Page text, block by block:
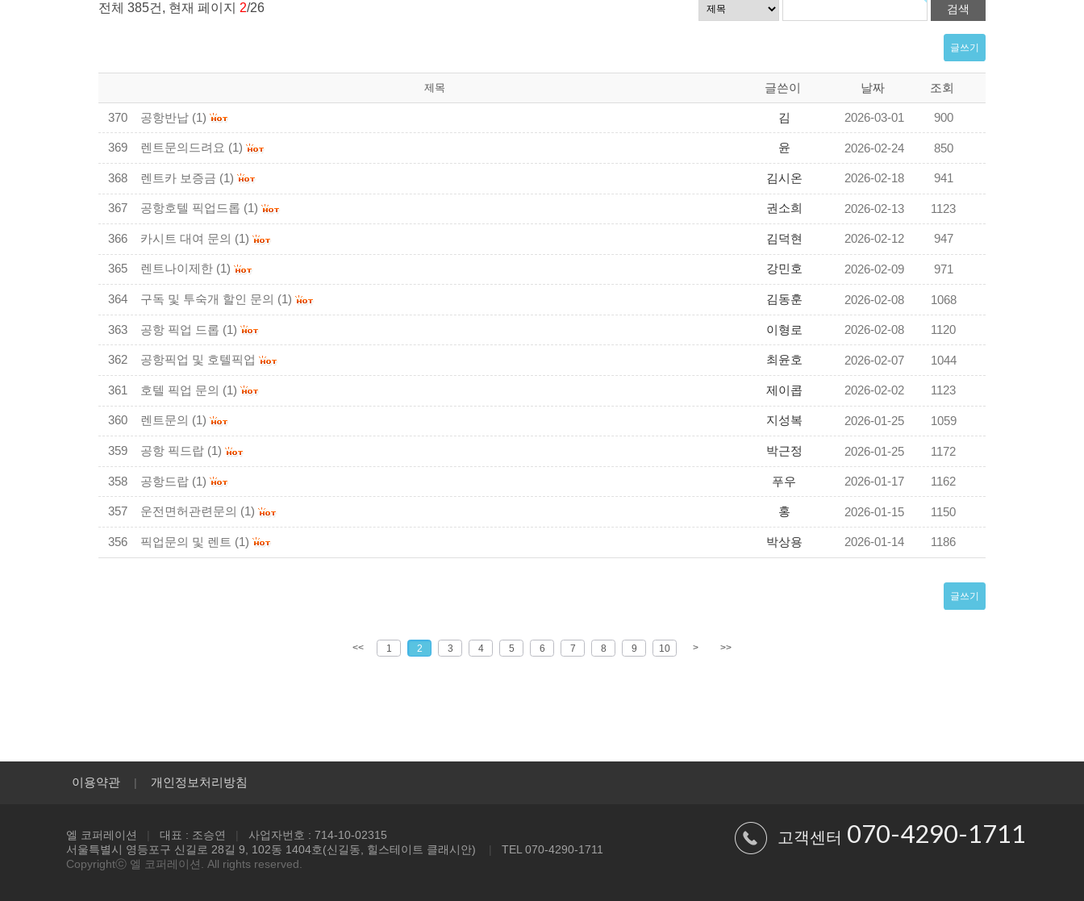
전체 385건, 현재 페이지 2/26
글쓰기
제목 글쓴이 날짜 조회
370 공항반납 (1) 김 2026-03-01 900
369 렌트문의드려요 (1) 윤 2026-02-24 850
368 렌트카 보증금 (1) 김시온 2026-02-18 941
367 공항호텔 픽업드롭 (1) 권소희 2026-02-13 1123
366 카시트 대여 문의 (1) 김덕현 2026-02-12 947
365 렌트나이제한 (1) 강민호 2026-02-09 971
364 구독 및 투숙개 할인 문의 (1) 김동훈 2026-02-08 1068
363 공항 픽업 드롭 (1) 이형로 2026-02-08 1120
362 공항픽업 및 호텔픽업 최윤호 2026-02-07 1044
361 호텔 픽업 문의 (1) 제이콥 2026-02-02 1123
360 렌트문의 (1) 지성복 2026-01-25 1059
359 공항 픽드랍 (1) 박근정 2026-01-25 1172
358 공항드랍 (1) 푸우 2026-01-17 1162
357 운전면허관련문의 (1) 홍 2026-01-15 1150
356 픽업문의 및 렌트 (1) 박상용 2026-01-14 1186
글쓰기
<< 1 2 3 4 5 6 7 8 9 10 > >>
이용약관 | 개인정보처리방침
엘 코퍼레이션 | 대표 : 조승연 |
사업자번호 : 714-10-02315
서울특별시 영등포구 신길로 28길 9, 102동 1404호(신길동, 힐스테이트 클래시안)
|
TEL 070-4290-1711
Copyrightⓒ 엘 코퍼레이션. All rights reserved.
고객센터 070-4290-1711